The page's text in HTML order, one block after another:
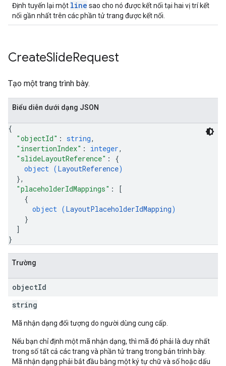
Định tuyến lại một line sao cho nó được kết nối tại hai vị trí kết
nối gần nhất trên các phần tử trang được kết nối.
CreateSlideRequest
Tạo một trang trình bày.
Biểu diễn dưới dạng JSON
{
"objectId" : string,
"insertionIndex" : integer,
"slideLayoutReference" : {
object (LayoutReference)
},
"placeholderIdMappings" :
[
{
object (LayoutPlaceholderIdMapping)
}
]
}
Trường
objectId
string
Mã nhận dạng đối tượng do người dùng cung cấp.
Nếu bạn chỉ định một mã nhận dạng, thì mã đó phải là duy nhất
trong số tất cả các trang và phần tử trang trong bản trình bày.
Mã nhận dạng phải bắt đầu bằng một ký tự chữ và số hoặc dấu